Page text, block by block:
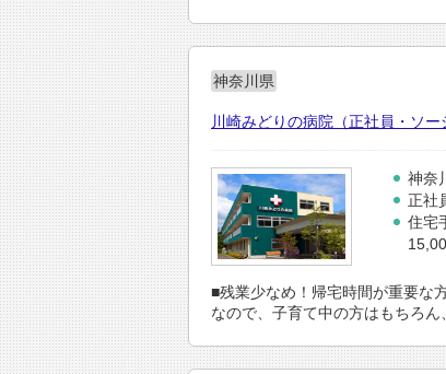
神奈川県
川崎みどりの病院（正社員・ソー
神奈
正社
住宅
■残業少なめ！帰宅時間が重要な
なので、子育て中の方はもちろん